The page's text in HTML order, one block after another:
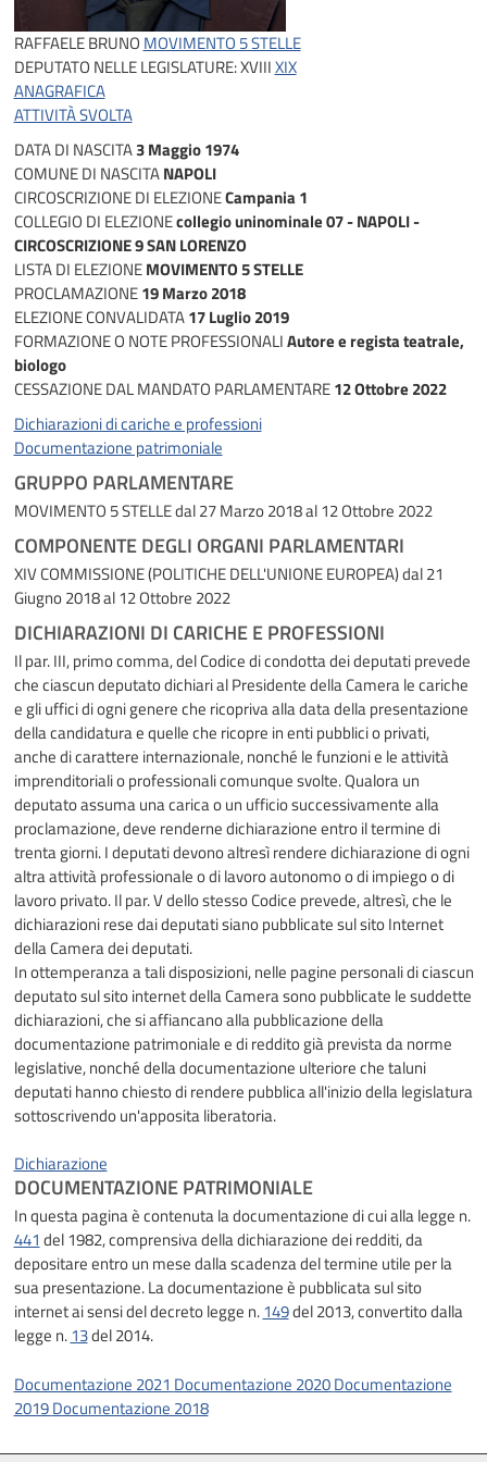
RAFFAELE BRUNO MOVIMENTO 5 STELLE
DEPUTATO NELLE LEGISLATURE:XVIIIXIX
ANAGRAFICA
ATTIVITÀ SVOLTA
DATA DI NASCITA3 Maggio 1974
COMUNE DI NASCITANAPOLI
CIRCOSCRIZIONE DI ELEZIONECampania 1
COLLEGIO DI ELEZIONEcollegio uninominale 07 - NAPOLI -
CIRCOSCRIZIONE 9 SAN LORENZO
LISTA DI ELEZIONEMOVIMENTO 5 STELLE
PROCLAMAZIONE19 Marzo 2018
ELEZIONE CONVALIDATA17 Luglio 2019
FORMAZIONE O NOTE PROFESSIONALIAutore e regista teatrale,
biologo
CESSAZIONE DAL MANDATO PARLAMENTARE12 Ottobre 2022
Dichiarazioni di cariche e professioni
Documentazione patrimoniale
GRUPPO PARLAMENTARE
MOVIMENTO 5 STELLEdal 27 Marzo 2018 al 12 Ottobre 2022
COMPONENTE DEGLI ORGANI PARLAMENTARI
XIV COMMISSIONE (POLITICHE DELL'UNIONE EUROPEA)dal 21
Giugno 2018 al 12 Ottobre 2022
DICHIARAZIONI DI CARICHE E PROFESSIONI
Il par. III, primo comma, del Codice di condotta dei deputati prevede
che ciascun deputato dichiari al Presidente della Camera le cariche
e gli uffici di ogni genere che ricopriva alla data della presentazione
della candidatura e quelle che ricopre in enti pubblici o privati,
anche di carattere internazionale, nonché le funzioni e le attività
imprenditoriali o professionali comunque svolte. Qualora un
deputato assuma una carica o un ufficio successivamente alla
proclamazione, deve renderne dichiarazione entro il termine di
trenta giorni. I deputati devono altresì rendere dichiarazione di ogni
altra attività professionale o di lavoro autonomo o di impiego o di
lavoro privato. Il par. V dello stesso Codice prevede, altresì, che le
dichiarazioni rese dai deputati siano pubblicate sul sito Internet
della Camera dei deputati.
In ottemperanza a tali disposizioni, nelle pagine personali di ciascun
deputato sul sito internet della Camera sono pubblicate le suddette
dichiarazioni, che si affiancano alla pubblicazione della
documentazione patrimoniale e di reddito già prevista da norme
legislative, nonché della documentazione ulteriore che taluni
deputati hanno chiesto di rendere pubblica all'inizio della legislatura
sottoscrivendo un'apposita liberatoria.
Dichiarazione
DOCUMENTAZIONE PATRIMONIALE
In questa pagina è contenuta la documentazione di cui alla legge n.
441 del 1982, comprensiva della dichiarazione dei redditi, da
depositare entro un mese dalla scadenza del termine utile per la
sua presentazione. La documentazione è pubblicata sul sito
internet ai sensi del decreto legge n.149del 2013, convertito dalla
legge n.13del 2014.
Documentazione 2021 Documentazione 2020Documentazione
2019Documentazione 2018